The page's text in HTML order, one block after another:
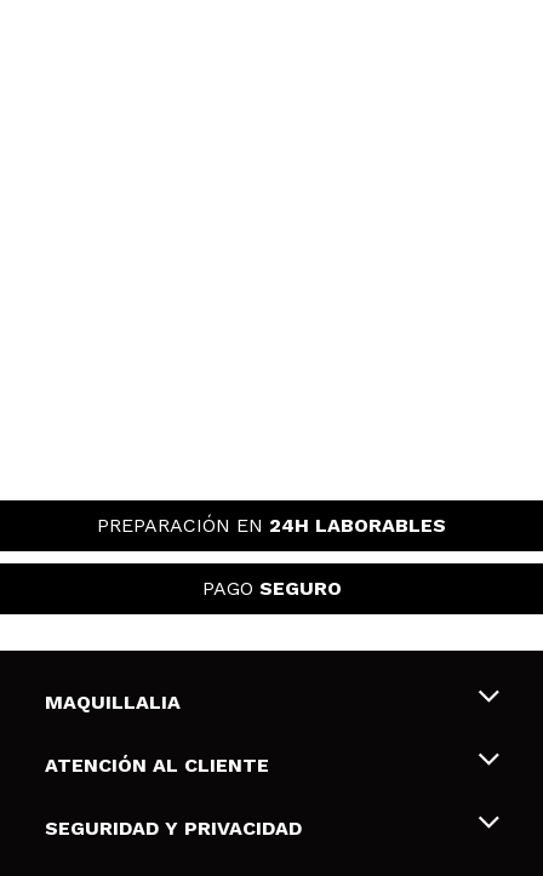
PREPARACIÓN EN 24H LABORABLES
PAGO SEGURO
MAQUILLALIA
Sobre nosotros
Tarjetas de Regalo
ATENCIÓN AL CLIENTE
Envíos y devoluciones
SEGURIDAD Y PRIVACIDAD